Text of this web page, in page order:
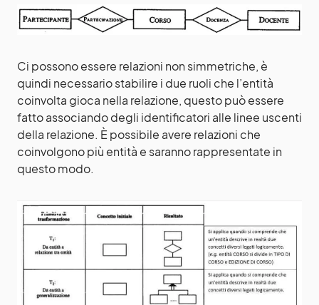
Ci possono essere relazioni non simmetriche, è
quindi necessario stabilire i due ruoli che l’entità
coinvolta gioca nella relazione, questo può essere
fatto associando degli identificatori alle linee uscenti
della relazione. È possibile avere relazioni che
coinvolgono più entità e saranno rappresentate in
questo modo.